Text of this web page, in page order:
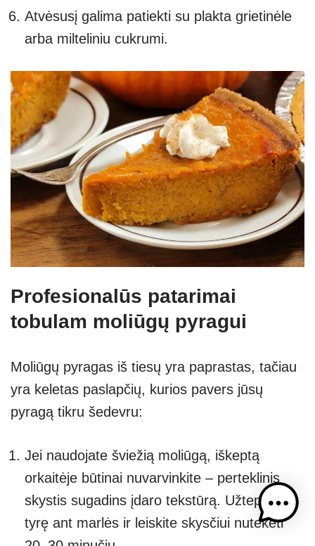
Atvėsusį galima patiekti su plakta grietinėle
arba milteliniu cukrumi.
Profesionalūs patarimai
tobulam moliūgų pyragui
Moliūgų pyragas iš tiesų yra paprastas, tačiau
yra keletas paslapčių, kurios pavers jūsų
pyragą tikru šedevru:
Jei naudojate šviežią moliūgą, iškeptą
orkaitėje būtinai nuvarvinkite – perteklinis
skystis sugadins įdaro tekstūrą. Užtepkite
tyrę ant marlės ir leiskite skysčiui nutekėti